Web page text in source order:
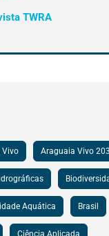
TWRA
Vivo Araguaia Vivo
Aquática Brasil